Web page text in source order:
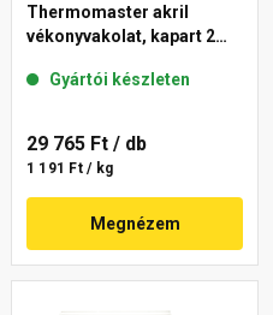
Thermomaster akril
vékonyvakolat, kapart 2
Gyártói készleten
29 765 Ft / db
1 191 Ft / kg
Megnézem